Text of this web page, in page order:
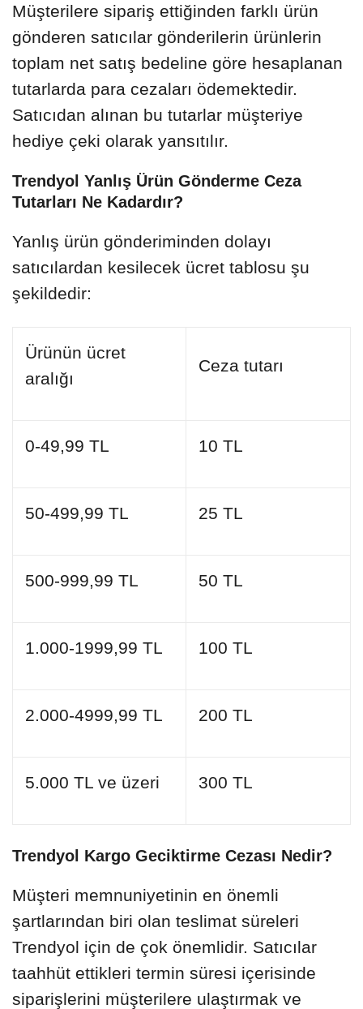
Müşterilere sipariş ettiğinden farklı ürün
gönderen satıcılar gönderilerin ürünlerin
toplam net satış bedeline göre hesaplanan
tutarlarda para cezaları ödemektedir.
Satıcıdan alınan bu tutarlar müşteriye
hediye çeki olarak yansıtılır.
Trendyol Yanlış Ürün Gönderme Ceza
Tutarları Ne Kadardır?
Yanlış ürün gönderiminden dolayı
satıcılardan kesilecek ücret tablosu şu
şekildedir:
Ürünün ücret
aralığı
Ceza tutarı
0-49,99 TL 10 TL
50-499,99 TL 25 TL
500-999,99 TL 50 TL
1.000-1999,99 TL 100 TL
2.000-4999,99 TL 200 TL
5.000 TL ve üzeri 300 TL
Trendyol Kargo Geciktirme Cezası Nedir?
Müşteri memnuniyetinin en önemli
şartlarından biri olan teslimat süreleri
Trendyol için de çok önemlidir. Satıcılar
taahhüt ettikleri termin süresi içerisinde
siparişlerini müşterilere ulaştırmak ve